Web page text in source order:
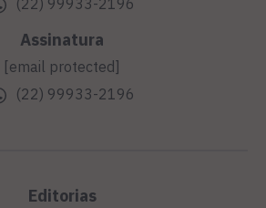
(22) 99933-2196
Assinatura
[email protected]
(22) 99933-2196
Editorias